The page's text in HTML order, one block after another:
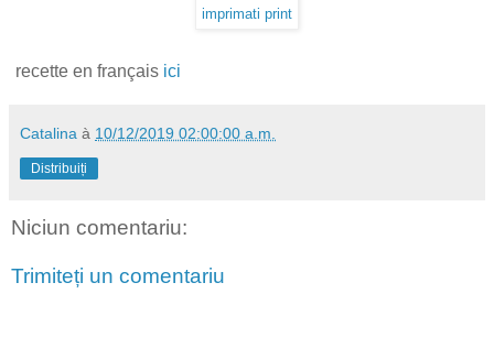
imprimati print
recette en français ici
Catalina à 10/12/2019 02:00:00 a.m.
Distribuiți
Niciun comentariu:
Trimiteți un comentariu